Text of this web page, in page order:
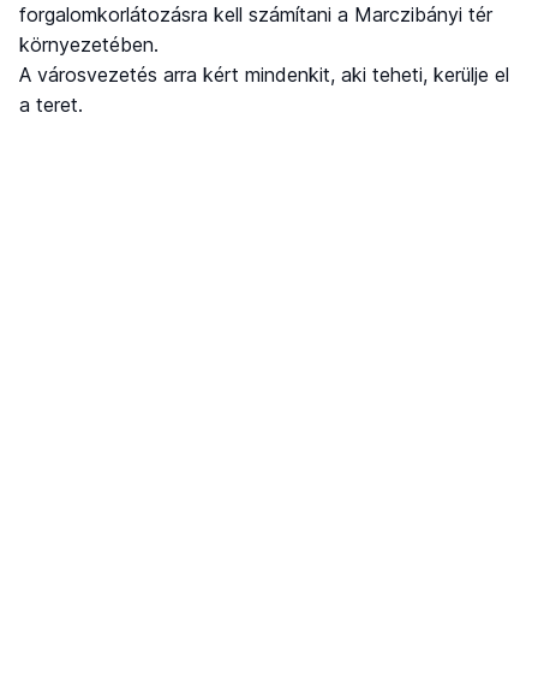
forgalomkorlátozásra kell számítani a Marczibányi tér
környezetében.
A városvezetés arra kért mindenkit, aki teheti, kerülje el
a teret.